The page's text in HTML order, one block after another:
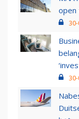
open